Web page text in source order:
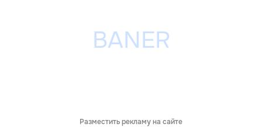
Разместить рекламу на сайте